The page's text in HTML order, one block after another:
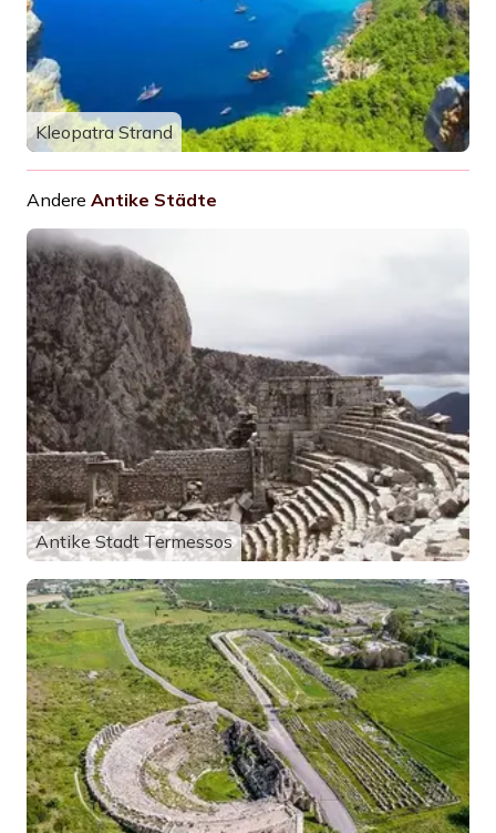
Kleopatra Strand
Andere Antike Städte
Antike Stadt Termessos